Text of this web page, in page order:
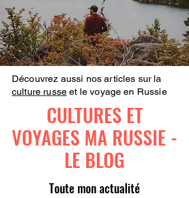
Découvrez aussi nos articles sur la
culture russe et le voyage en Russie
CULTURES ET
VOYAGES MA RUSSIE -
LE BLOG
Toute mon actualité